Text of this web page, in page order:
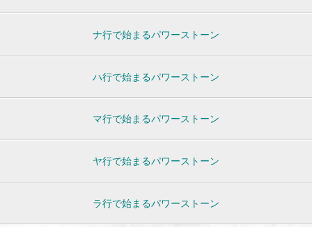
ナ行で始まるパワーストーン
ハ行で始まるパワーストーン
マ行で始まるパワーストーン
ヤ行で始まるパワーストーン
ラ行で始まるパワーストーン